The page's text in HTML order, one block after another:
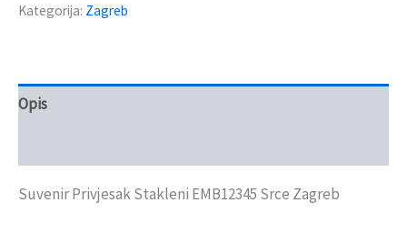
Kategorija: Zagreb
Opis
Suvenir Privjesak Stakleni EMB12345 Srce Zagreb